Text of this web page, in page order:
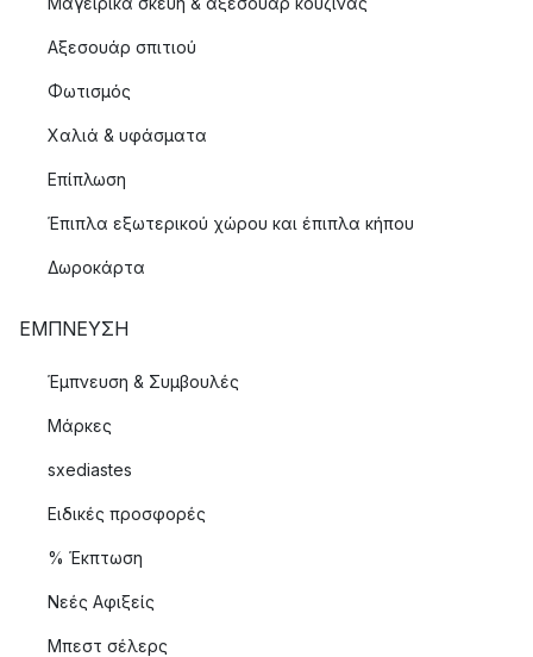
Αξεσουάρ σπιτιού
Φωτισμός
Χαλιά & υφάσματα
Επίπλωση
Έπιπλα εξωτερικού χώρου και έπιπλα κήπου
Δωροκάρτα
ΈΜΠΝΕΥΣΗ
Έμπνευση & Συμβουλές
Μάρκες
sxediastes
Ειδικές προσφορές
% Έκπτωση
Νεές Αφιξείς
Μπεστ σέλερς